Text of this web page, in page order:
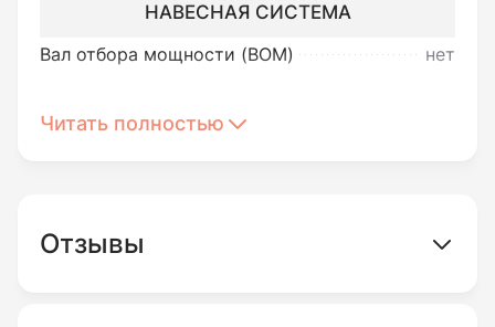
НАВЕСНАЯ СИСТЕМА
Вал отбора мощности (ВОМ)
нет
Читать полностью
Отзывы